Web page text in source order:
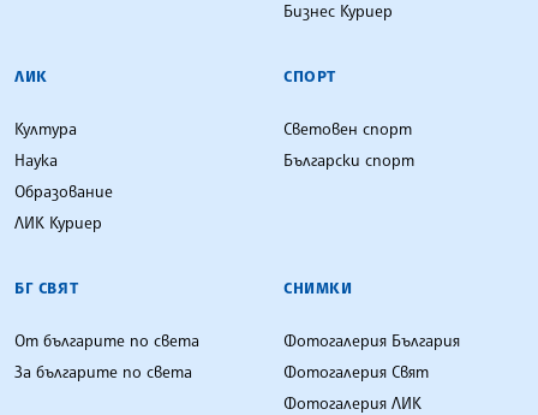
Бизнес Куриер
ЛИК
Култура
Наука
Образование
ЛИК Куриер
СПОРТ
Световен спорт
Български спорт
БГ СВЯТ
От българите по света
За българите по света
СНИМКИ
Фотогалерия България
Фотогалерия Свят
Фотогалерия ЛИК